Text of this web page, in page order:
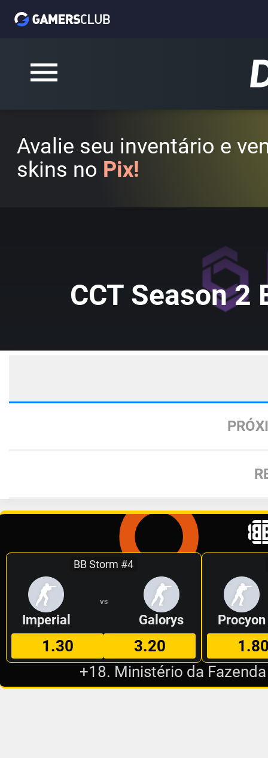
Avalie seu inventário e
skins no Pix!
CCT Season 2
BB Storm #4
Imperial
VS
Galorys
1.30 3.20
Procyon
+18. Ministério da